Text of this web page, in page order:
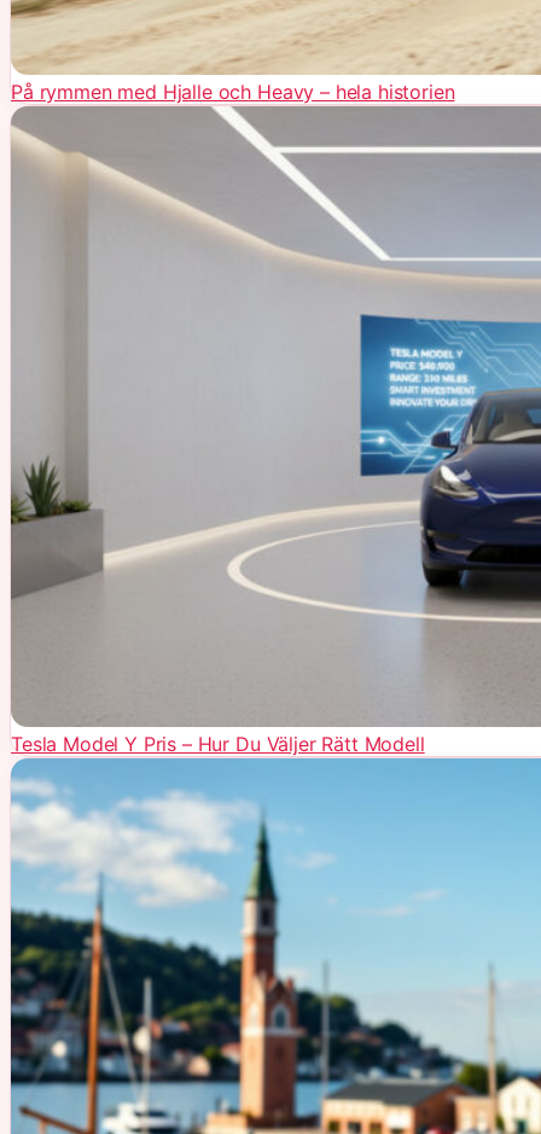
På rymmen med Hjalle och Heavy – hela historien
Tesla Model Y Pris – Hur Du Väljer Rätt Modell